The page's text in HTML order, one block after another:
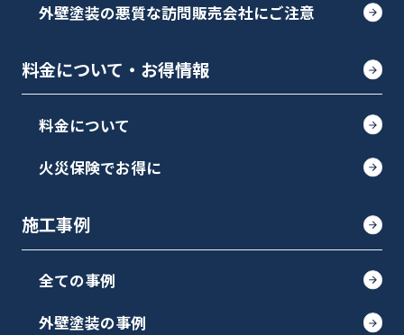
外壁塗装の悪質な訪問販売会社にご注意
料金について・お得情報
料金について
火災保険でお得に
施工事例
全ての事例
外壁塗装の事例